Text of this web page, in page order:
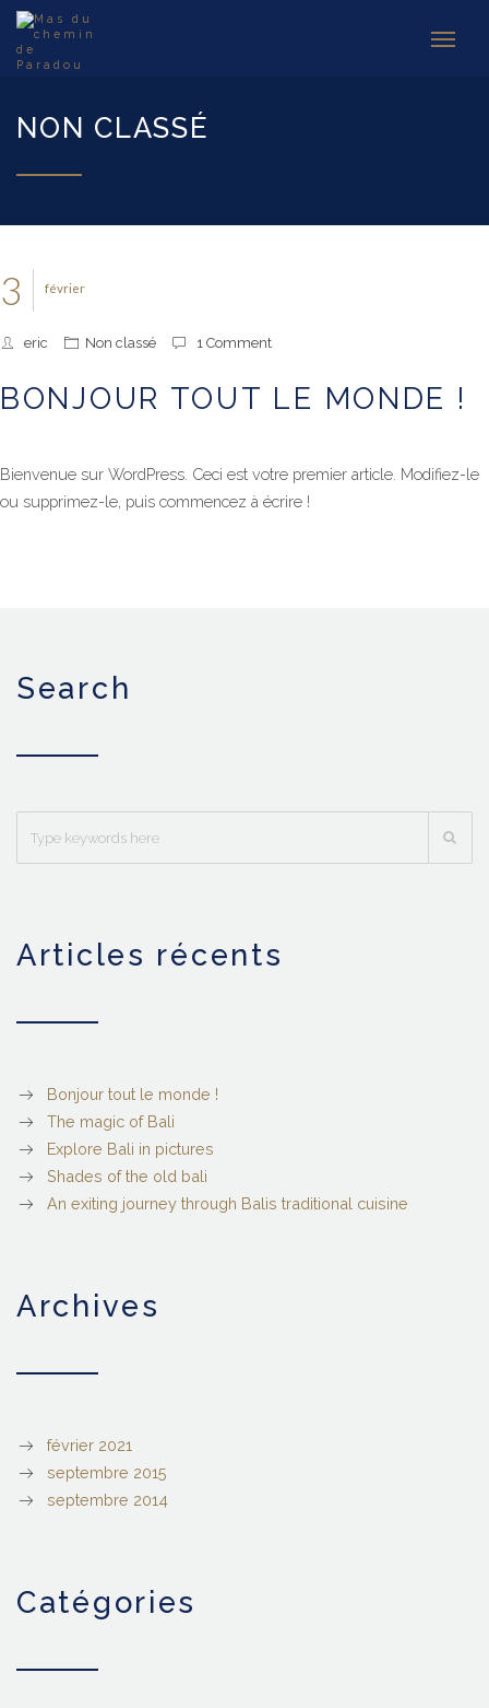
NON CLASSÉ
février
3
eric Non classé 1 Comment
BONJOUR TOUT LE MONDE !
Bienvenue sur WordPress. Ceci est votre premier article. Modifiez-le
ou supprimez-le, puis commencez à écrire !
search
articles récents
Bonjour tout le monde !
The magic of Bali
Explore Bali in pictures
Shades of the old bali
An exiting journey through Balis traditional cuisine
archives
février 2021
septembre 2015
septembre 2014
catégories